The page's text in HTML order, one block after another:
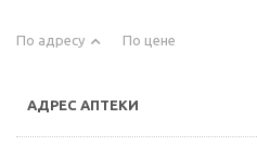
По адресу По цене